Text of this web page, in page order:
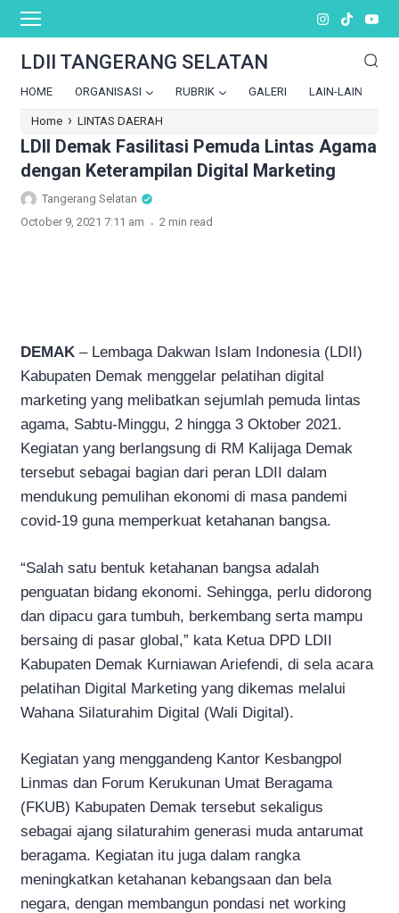
LDII TANGERANG SELATAN
HOME ORGANISASI RUBRIK GALERI LAIN-LAIN
Home › LINTAS DAERAH
LDII Demak Fasilitasi Pemuda Lintas Agama
dengan Keterampilan Digital Marketing
Tangerang Selatan
October 9, 2021 7:11 am . 2 min read
DEMAK – Lembaga Dakwan Islam Indonesia (LDII)
Kabupaten Demak menggelar pelatihan digital
marketing yang melibatkan sejumlah pemuda lintas
agama, Sabtu-Minggu, 2 hingga 3 Oktober 2021.
Kegiatan yang berlangsung di RM Kalijaga Demak
tersebut sebagai bagian dari peran LDII dalam
mendukung pemulihan ekonomi di masa pandemi
covid-19 guna memperkuat ketahanan bangsa.
“Salah satu bentuk ketahanan bangsa adalah
penguatan bidang ekonomi. Sehingga, perlu didorong
dan dipacu gara tumbuh, berkembang serta mampu
bersaing di pasar global,” kata Ketua DPD LDII
Kabupaten Demak Kurniawan Ariefendi, di sela acara
pelatihan Digital Marketing yang dikemas melalui
Wahana Silaturahim Digital (Wali Digital).
Kegiatan yang menggandeng Kantor Kesbangpol
Linmas dan Forum Kerukunan Umat Beragama
(FKUB) Kabupaten Demak tersebut sekaligus
sebagai ajang silaturahim generasi muda antarumat
beragama. Kegiatan itu juga dalam rangka
meningkatkan ketahanan kebangsaan dan bela
negara, dengan membangun pondasi net working